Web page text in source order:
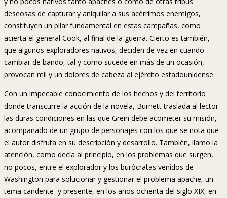
deseosas de capturar y aniquilar a sus acérrimos enemigos,
constituyen un pilar fundamental en estas campañas, como
acierta el general Cook, al final de la guerra. Cierto es también,
que algunos exploradores nativos, deciden de vez en cuando
cambiar de bando, tal y como sucede en más de un ocasión,
provocan mil y un dolores de cabeza al ejército estadounidense.
Con un impecable conocimiento de los hechos y del territorio
donde transcurre la acción de la novela, Burnett traslada al lector
las duras condiciones en las que Grein debe acometer su misión,
acompañado de un grupo de personajes con los que se nota que
el autor disfruta en su descripción y desarrollo. También, llamo la
atención, como decía al principio, en los problemas que surgen,
no pocos, entre el explorador y los burócratas venidos de
Washington para solucionar y gestionar el problema apache, un
tema candente y presente, en los años ochenta del siglo XIX, en